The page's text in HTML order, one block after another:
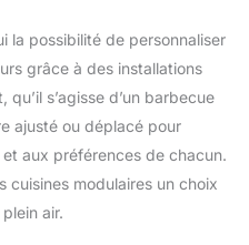
la possibilité de personnaliser
grâce à des installations
s’agisse d’un barbecue
ajusté ou déplacé pour
et aux préférences de chacun.
cuisines modulaires un choix
air.